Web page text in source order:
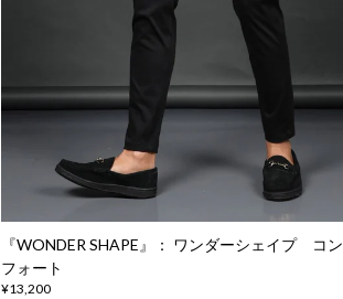
『WONDER SHAPE』： ワンダーシェイプ コン
フォート
¥13,200